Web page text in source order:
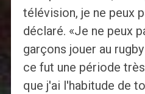
télévision, je ne peux
déclaré. «Je ne peux
garçons jouer au
ce fut une période
que j'ai l'habitude de